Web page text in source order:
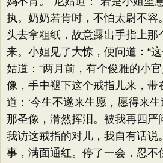
执。奶奶若肯时，不怕太尉不容
头去拿粗纸，故意露出手指上那
来。小姐见了大惊，便问道：“
姑道：“两月前，有个俊雅的小
像，手中褪下这个戒指儿来，带
道：‘今生不遂来生愿，愿得来
那圣像，潸然挥泪。被我再四严
我访这戒指的对儿，我自有话说
事，满面通红。停了一会，忍不